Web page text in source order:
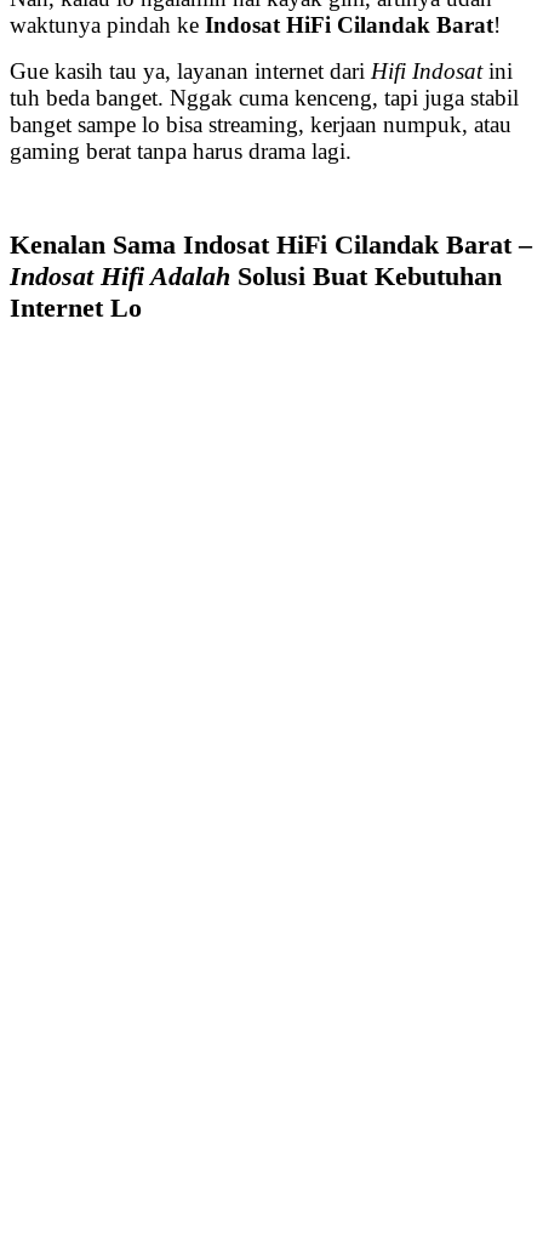
waktunya pindah ke Indosat HiFi Cilandak Barat!
Gue kasih tau ya, layanan internet dari Hifi Indosatini
tuh beda banget. Nggak cuma kenceng, tapi juga stabil
banget sampe lo bisa streaming, kerjaan numpuk, atau
gaming berat tanpa harus drama lagi.
Kenalan Sama Indosat HiFi Cilandak Barat –
Indosat Hifi Adalah Solusi Buat Kebutuhan
Internet Lo